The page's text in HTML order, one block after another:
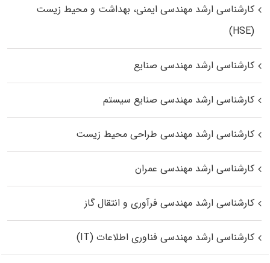
کارشناسی ارشد مهندسی ایمنی، بهداشت و محیط زیست
(HSE)
کارشناسی ارشد مهندسی صنایع
کارشناسی ارشد مهندسی صنایع سیستم
کارشناسی ارشد مهندسی طراحی محیط زیست
کارشناسی ارشد مهندسی عمران
کارشناسی ارشد مهندسی فرآوری و انتقال گاز
کارشناسی ارشد مهندسی فناوری اطلاعات (IT)